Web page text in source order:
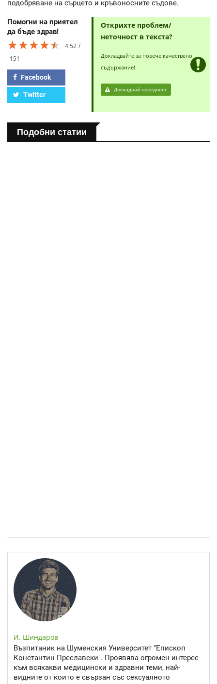
подобряване на сърцето и кръвоносните съдове.
Помогни на приятел
да бъде здрав!
★★★★★
★★★★★
★★★★★
4.52
151
Facebook
Twitter
Открихте проблем/
неточност в текста?
Докладвайте за повече качествено
съдържание!
Докладвай нередност
Подобни статии
И. Шиндаров
Възпитаник на Шуменския Университет "Епископ
Константин Преславски". Проявява огромен интерес
към всякакви медицински и здравни теми, най-
видните от които е свързан със сексуалното